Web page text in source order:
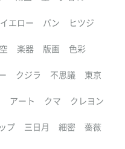
イエロー パン ヒツジ
楽器 版画 色彩
クジラ 不思議 東京
アート クマ クレヨン
プ 三日月 細密 薔薇